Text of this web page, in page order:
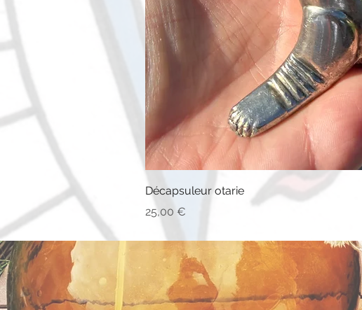
Décapsuleur otarie
Prix
25,00 €